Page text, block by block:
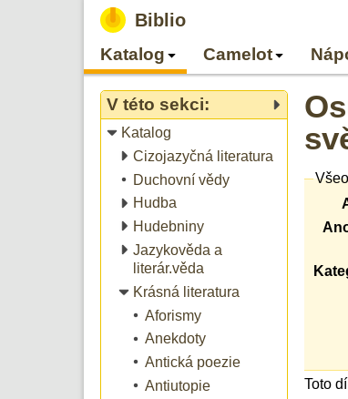
Biblio
Katalog Camelot
V této sekci:
Katalog
Cizojazyčná literatura
Duchovní vědy
Hudba
Hudebniny
Jazykověda a
literár.věda
Krásná literatura
Aforismy
Anekdoty
Antická poezie
Antiutopie
Toto